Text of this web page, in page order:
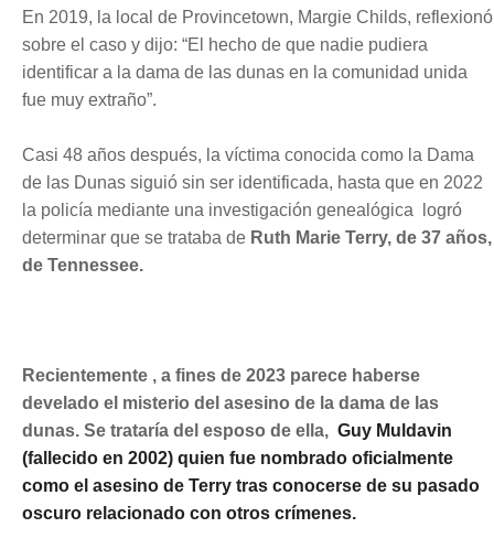
En 2019, la local de Provincetown, Margie Childs, reflexionó
sobre el caso y dijo: “El hecho de que nadie pudiera
identificar a la dama de las dunas en la comunidad unida
fue muy extraño”.
Casi 48 años después, la víctima conocida como la Dama
de las Dunas siguió sin ser identificada, hasta que en 2022
la policía mediante una investigación genealógica logró
determinar que se trataba de Ruth Marie Terry, de 37 años,
de Tennessee.
Recientemente , a fines de 2023 parece haberse
develado el misterio del asesino de la dama de las
dunas. Se trataría del esposo de ella, Guy Muldavin
(fallecido en 2002) quien fue nombrado oficialmente
como el asesino de Terry tras conocerse de su pasado
oscuro relacionado con otros crímenes.